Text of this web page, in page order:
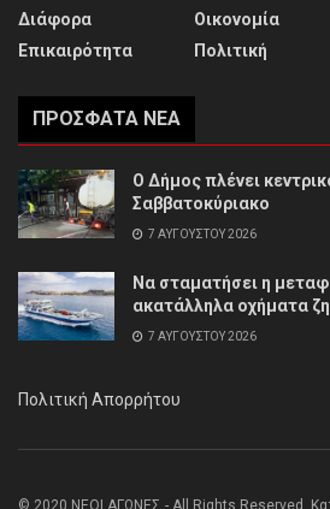
Διάφορα
Επικαιρότητα
Οικονομία
Πολιτική
ΠΡΌΣΦΑΤΑ ΝΈΑ
Ο Δήμος πλένει
Σαββατοκύριακο
7 ΑΥΓΟΎΣΤΟΥ 2026
Να σταματήσει η
ακατάλληλα οχήματα
7 ΑΥΓΟΎΣΤΟΥ 2026
Πολιτική Απορρήτου